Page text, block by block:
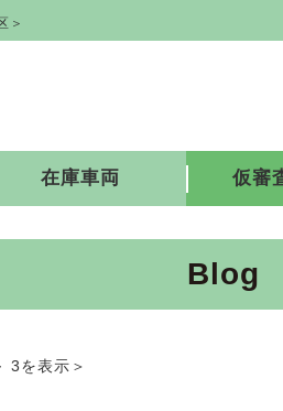
＞
在庫車両 仮審
Blog
3を表示＞